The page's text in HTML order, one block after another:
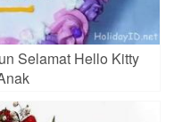
Selamat Hello Kitty